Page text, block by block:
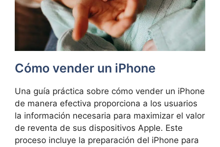
Cómo vender un iPhone
Una guía práctica sobre cómo vender un iPhone
de manera efectiva proporciona a los usuarios
la información necesaria para maximizar el valor
de reventa de sus dispositivos Apple. Este
proceso incluye la preparación del iPhone para